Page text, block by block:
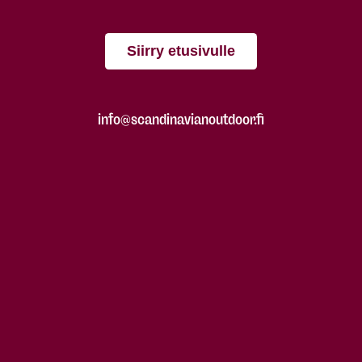
Siirry etusivulle
info@scandinavianoutdoor.fi